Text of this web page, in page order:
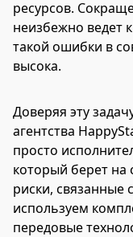
ресурсов.
неизбежно ведет
такой ошибки в
высока.
Доверяя эту
агентства
просто
который берет на
риски,
используем
передовые